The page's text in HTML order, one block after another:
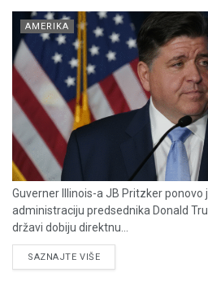
AMERIKA
Guverner Illinois-a JB Pritzker ponovo
administraciju predsednika Donald
državi dobiju direktnu...
SAZNAJTE VIŠEDETAILS